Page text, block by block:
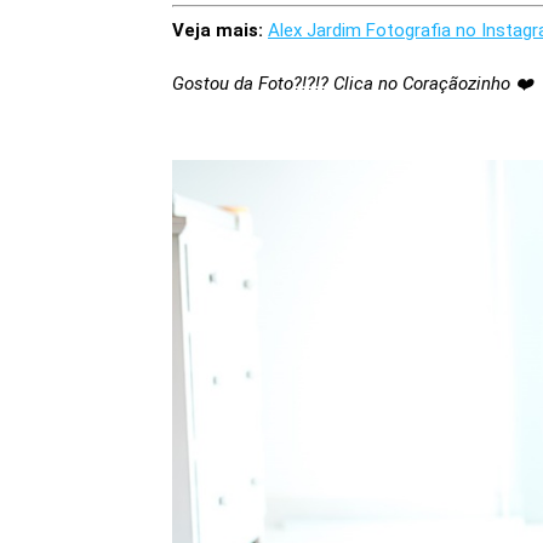
Veja mais: Alex Jardim Fotografia no
Gostou da Foto?!?!? Clica no Coraçãozinho ❤️